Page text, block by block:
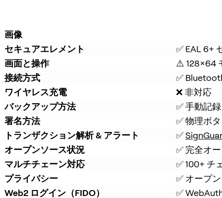
画像
セキュアエレメント
✅ EAL 6+
画面と操作
⚠️ 128×64
接続方式
✅
ワイヤレス充電
❌ 非対応
バックアップ方法
✅ 手動記
署名方法
✅ 物理ボ
トランザクション解析 & アラート
✅
オープンソース状況
✅ 完全オ
マルチチェーン対応
✅ 100+ チ
プライバシー
✅ オープ
Web2 ログイン（FIDO）
✅